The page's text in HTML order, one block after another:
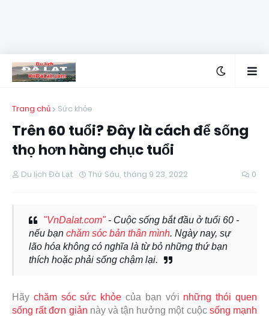
Trang chủ Sức khỏe
Trên 60 tuổi? Đây là cách để sống
thọ hơn hàng chục tuổi
Du lịch Đà Lạt Thứ Sáu, tháng 9 23, 2022 0
"VnDalat.com"- Cuộc sống bắt đầu ở tuổi 60 -
nếu bạn chăm sóc bản thân mình. Ngày nay, sự
lão hóa không có nghĩa là từ bỏ những thứ bạn
thích hoặc phải sống chậm lại.
Hãy chăm sóc sức khỏe của bạn với những thói quen
sống rất đơn giản này và tận hưởng một cuộc sống mạnh